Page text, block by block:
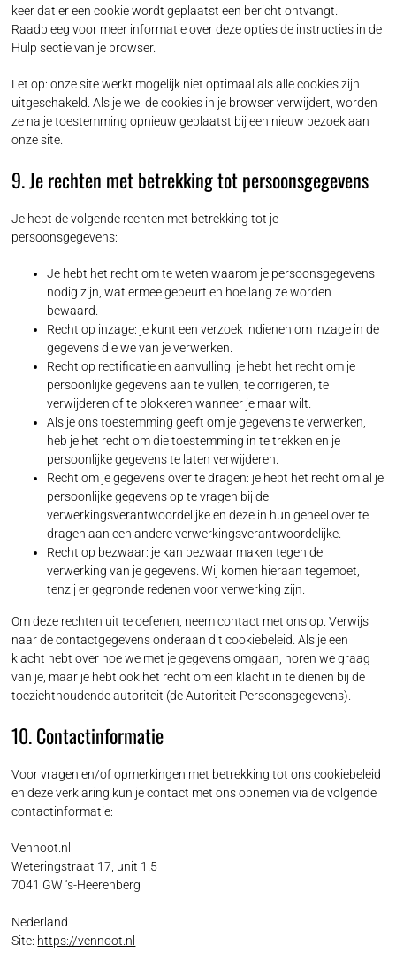
keer dat er een cookie wordt geplaatst een bericht ontvangt.
Raadpleeg voor meer informatie over deze opties de instructies in de
Hulp sectie van je browser.
Let op: onze site werkt mogelijk niet optimaal als alle cookies zijn
uitgeschakeld. Als je wel de cookies in je browser verwijdert, worden
ze na je toestemming opnieuw geplaatst bij een nieuw bezoek aan
onze site.
9. Je rechten met betrekking tot persoonsgegevens
Je hebt de volgende rechten met betrekking tot je
persoonsgegevens:
Je hebt het recht om te weten waarom je persoonsgegevens
nodig zijn, wat ermee gebeurt en hoe lang ze worden
bewaard.
Recht op inzage: je kunt een verzoek indienen om inzage in de
gegevens die we van je verwerken.
Recht op rectificatie en aanvulling: je hebt het recht om je
persoonlijke gegevens aan te vullen, te corrigeren, te
verwijderen of te blokkeren wanneer je maar wilt.
Als je ons toestemming geeft om je gegevens te verwerken,
heb je het recht om die toestemming in te trekken en je
persoonlijke gegevens te laten verwijderen.
Recht om je gegevens over te dragen: je hebt het recht om al je
persoonlijke gegevens op te vragen bij de
verwerkingsverantwoordelijke en deze in hun geheel over te
dragen aan een andere verwerkingsverantwoordelijke.
Recht op bezwaar: je kan bezwaar maken tegen de
verwerking van je gegevens. Wij komen hieraan tegemoet,
tenzij er gegronde redenen voor verwerking zijn.
Om deze rechten uit te oefenen, neem contact met ons op. Verwijs
naar de contactgegevens onderaan dit cookiebeleid. Als je een
klacht hebt over hoe we met je gegevens omgaan, horen we graag
van je, maar je hebt ook het recht om een klacht in te dienen bij de
toezichthoudende autoriteit (de Autoriteit Persoonsgegevens).
10. Contactinformatie
Voor vragen en/of opmerkingen met betrekking tot ons cookiebeleid
en deze verklaring kun je contact met ons opnemen via de volgende
contactinformatie:
Vennoot.nl
Weteringstraat 17, unit 1.5
7041 GW ‘s-Heerenberg
Nederland
Site: https://vennoot.nl